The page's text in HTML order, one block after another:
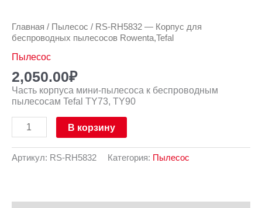
Главная / Пылесос / RS-RH5832 — Корпус для
беспроводных пылесосов Rowenta,Tefal
Пылесос
2,050.00₽
Часть корпуса мини-пылесоса к беспроводным
пылесосам Tefal TY73, TY90
В корзину
Артикул: RS-RH5832 Категория: Пылесос